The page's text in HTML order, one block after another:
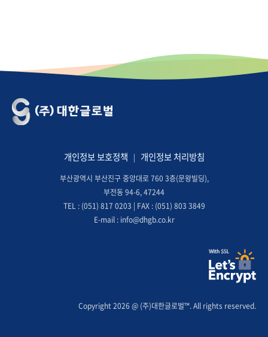
개인정보 보호정책 | 개인정보 처리방침
부산광역시 부산진구 중앙대로 760 3층(문왕빌딩),
부전동 94-6, 47244
TEL : (051) 817 0203 | FAX : (051) 803 3849
E-mail : info@dhgb.co.kr
Copyright 2026 @ (주)대한글로벌™. All rights reserved.